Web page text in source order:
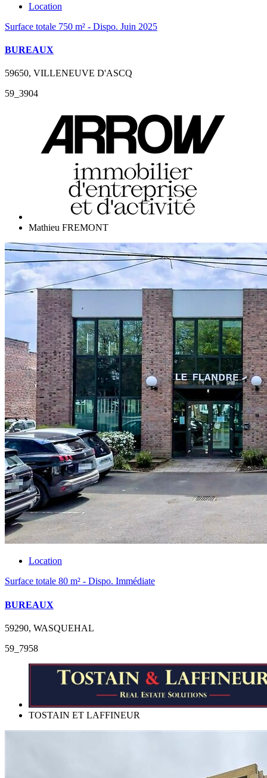
Location
Surface totale 750 m² - Dispo. Juin 2025
BUREAUX
59650, VILLENEUVE D'ASCQ
59_3904
Mathieu FREMONT
Location
Surface totale 80 m² - Dispo. Immédiate
BUREAUX
59290, WASQUEHAL
59_7958
TOSTAIN ET LAFFINEUR